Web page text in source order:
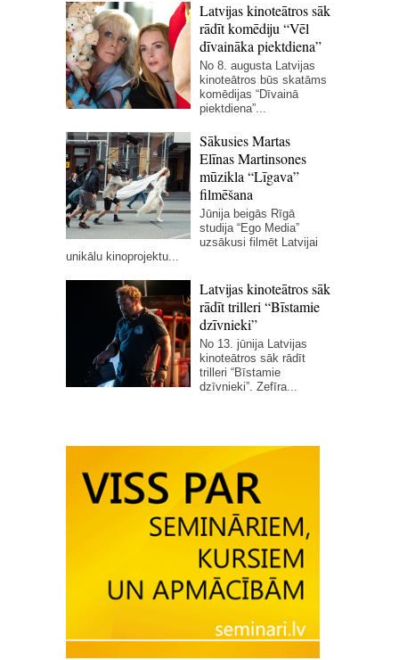
Latvijas kinoteātros sāk
rādīt komēdiju “Vēl
dīvaināka piektdiena”
No 8. augusta Latvijas
kinoteātros būs skatāms
komēdijas “Dīvainā
piektdiena”...
Sākusies Martas
Elīnas Martinsones
mūzikla “Līgava”
filmēšana
Jūnija beigās Rīgā
studija “Ego Media”
uzsākusi filmēt Latvijai
unikālu kinoprojektu...
Latvijas kinoteātros sāk
rādīt trilleri “Bīstamie
dzīvnieki”
No 13. jūnija Latvijas
kinoteātros sāk rādīt
trilleri “Bīstamie
dzīvnieki”. Zefīra...